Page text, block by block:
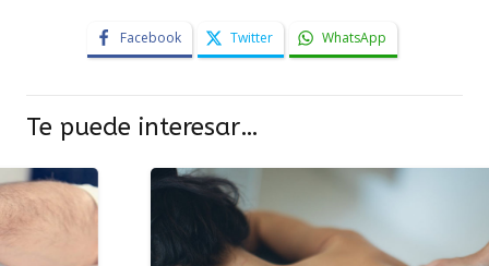
Facebook Twitter WhatsApp
Te puede interesar…